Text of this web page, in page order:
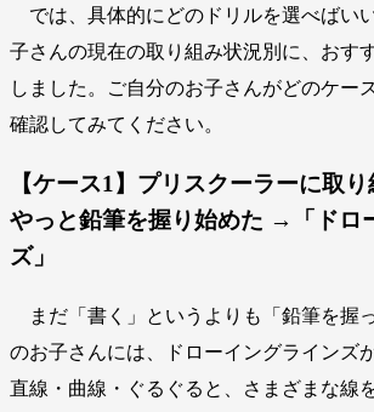
では、具体的にどのドリルを選べばい
子さんの現在の取り組み状況別に、おす
しました。ご自分のお子さんがどのケー
確認してみてください。
【ケース1】プリスクーラーに取
やっと鉛筆を握り始めた →「ドロ
ズ」
まだ「書く」というよりも「鉛筆を握
のお子さんには、ドローイングラインズ
直線・曲線・ぐるぐると、さまざまな線